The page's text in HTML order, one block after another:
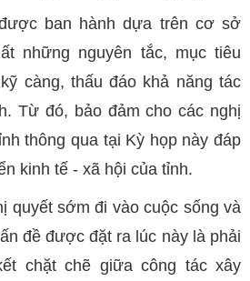
ban hành dựa trên cơ sở
những nguyên tắc, mục tiêu
càng, thấu đáo khả năng tác
Từ đó, bảo đảm cho các nghị
thông qua tại Kỳ họp này đáp
kinh tế - xã hội của tỉnh.
quyết sớm đi vào cuộc sống và
đề được đặt ra lúc này là phải
chặt chẽ giữa công tác xây